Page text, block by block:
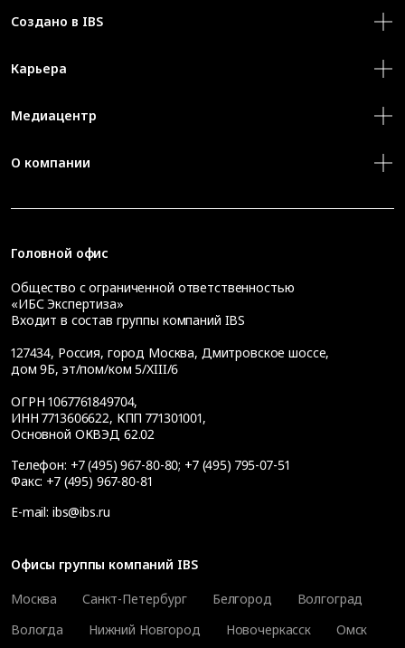
Создано в IBS
Карьера
Медиацентр
О компании
Головной офис
Общество с ограниченной ответственностью
«ИБС Экспертиза»
Входит в состав группы компаний IBS
127434, Россия, город Москва, Дмитровское шоссе,
дом 9Б, эт/пом/ком 5/XIII/6
ОГРН 1067761849704,
ИНН 7713606622, КПП 771301001,
Основной ОКВЭД 62.02
Телефон: +7 (495) 967-80-80; +7 (495) 795-07-51
Факс: +7 (495) 967-80-81
E-mail: ibs@ibs.ru
Офисы группы компаний IBS
Москва
Санкт-Петербург Белгород
Волгоград
Вологда
Нижний Новгород Новочеркасск
Омск